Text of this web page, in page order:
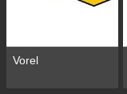
Vorel